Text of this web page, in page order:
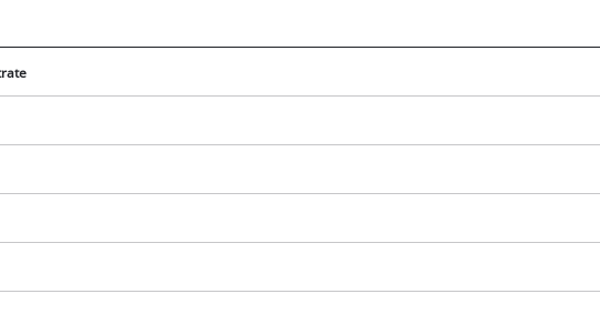
to trackers that are not disclosed to the
the site with their CMP to add this content